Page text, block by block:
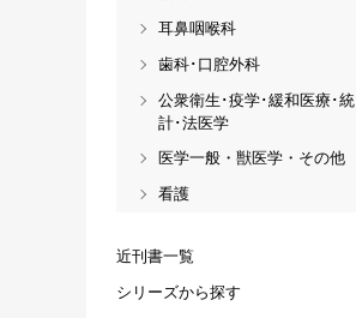
耳鼻咽喉科
歯科･口腔外科
公衆衛生･疫学･緩和医療･統
計･法医学
医学一般・獣医学・その他
看護
近刊書一覧
シリーズから探す